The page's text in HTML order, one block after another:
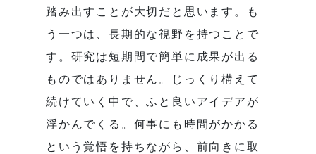
踏み出すことが大切だと思います。も
う一つは、長期的な視野を持つことで
す。研究は短期間で簡単に成果が出る
ものではありません。じっくり構えて
続けていく中で、ふと良いアイデアが
浮かんでくる。何事にも時間がかかる
という覚悟を持ちながら、前向きに取